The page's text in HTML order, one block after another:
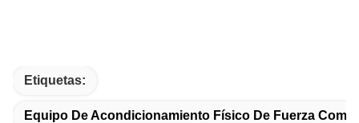
Etiquetas:
Equipo De Acondicionamiento Físico De Fuerza